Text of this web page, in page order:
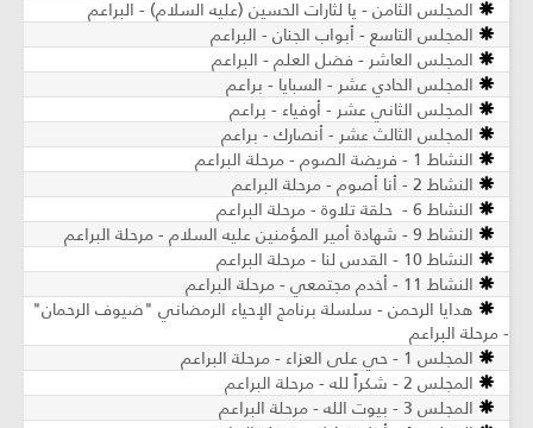
المجلس الثامن - يا لثارات الحسين (عليه السلام) - البراعم
المجلس التاسع - أبواب الجنان - البراعم
المجلس العاشر - فضل العلم - البراعم
المجلس الحادي عشر - السبايا - براعم
المجلس الثاني عشر - أوفياء - براعم
المجلس الثالث عشر - أنصارك - براعم
النشاط 1 - فريضة الصوم - مرحلة البراعم
النشاط 2 - أنا أصوم - مرحلة البراعم
النشاط 6 - حلقة تلاوة - مرحلة البراعم
النشاط 9 - شهادة أمير المؤمنين عليه السلام - مرحلة البراعم
النشاط 10 - القدس لنا - مرحلة البراعم
النشاط 11 - أخدم مجتمعي - مرحلة البراعم
هدايا الرحمن - سلسلة برنامج الإحياء الرمضاني "ضيوف الرحمان"
- مرحلة البراعم
المجلس 1 - حي على العزاء - مرحلة البراعم
المجلس 2 - شكراً لله - مرحلة البراعم
المجلس 3 - بيوت الله - مرحلة البراعم